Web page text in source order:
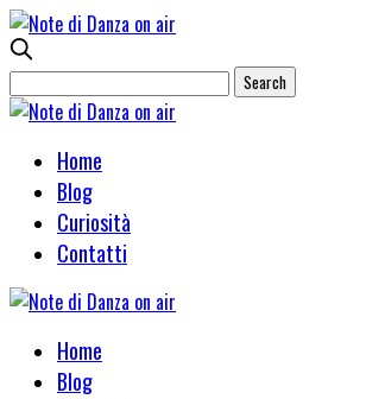
Home
Blog
Curiosità
Contatti
Home
Blog